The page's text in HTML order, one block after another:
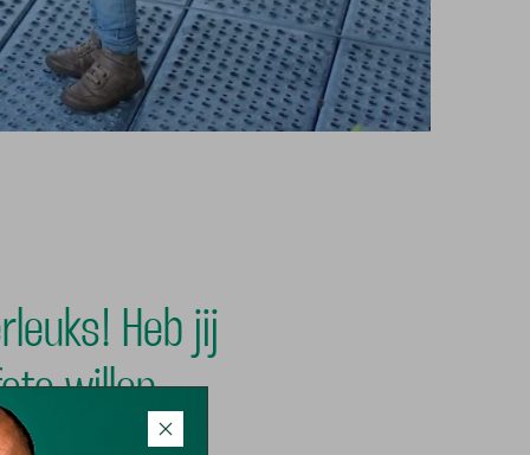
Heb jij
willen